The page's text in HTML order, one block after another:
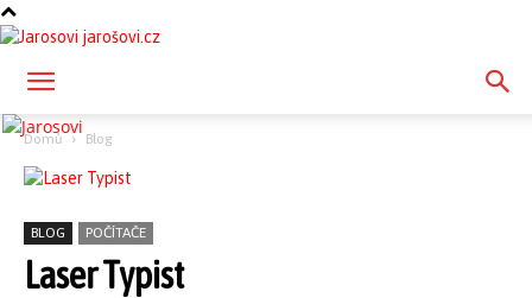
jarošovi.cz
Domů Blog
BLOG POČÍTAČE
Laser Typist